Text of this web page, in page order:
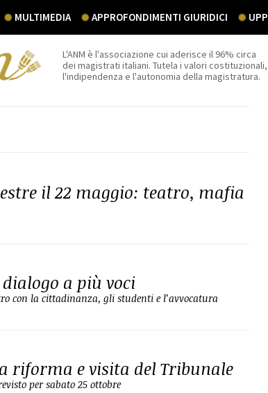
MULTIMEDIA APPROFONDIMENTI GIURIDICI UPP
L'ANM è l'associazione cui aderisce il 96% circa
dei magistrati italiani. Tutela i valori costituzionali,
l'indipendenza e l'autonomia della magistratura.
il 22 maggio: teatro, mafia
a più voci
con la cittadinanza, gli studenti e l’avvocatura
riforma e visita del Tribunale
per sabato 25 ottobre